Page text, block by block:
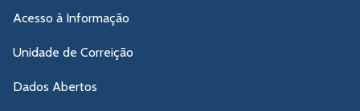
Acesso à Informação
Unidade de Correição
Dados Abertos